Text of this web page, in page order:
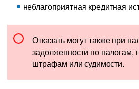
неблагоприятная кредитная
Отказать могут также при
задолженности по налогам,
штрафам или судимости.